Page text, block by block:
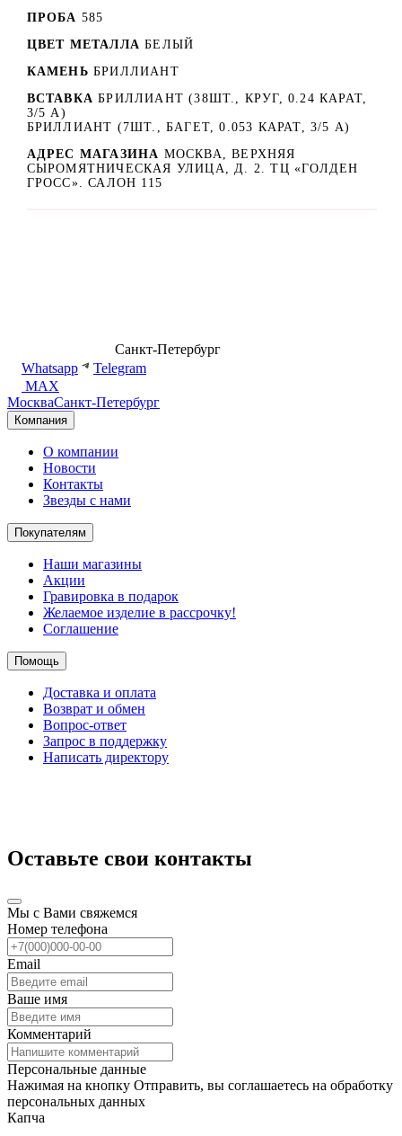
ПРОБА 585
ЦВЕТ МЕТАЛЛА БЕЛЫЙ
КАМЕНЬ БРИЛЛИАНТ
ВСТАВКА БРИЛЛИАНТ (38ШТ., КРУГ, 0.24 КАРАТ,
3/5 А)
БРИЛЛИАНТ (7ШТ., БАГЕТ, 0.053 КАРАТ, 3/5 А)
АДРЕС МАГАЗИНА МОСКВА, ВЕРХНЯЯ
СЫРОМЯТНИЧЕСКАЯ УЛИЦА, Д. 2. ТЦ «ГОЛДЕН
ГРОСС». САЛОН 115
Санкт-Петербург
Whatsapp
Telegram
MAX
МоскваСанкт-Петербург
Компания
О компании
Новости
Контакты
Звезды с нами
Покупателям
Наши магазины
Акции
Гравировка в подарок
Желаемое изделие в рассрочку!
Соглашение
Помощь
Доставка и оплата
Возврат и обмен
Вопрос-ответ
Запрос в поддержку
Написать директору
Оставьте свои контакты
Мы с Вами свяжемся
Номер телефона
Email
Ваше имя
Комментарий
Персональные данные
Нажимая на кнопку Отправить, вы соглашаетесь на обработку
персональных данных
Капча